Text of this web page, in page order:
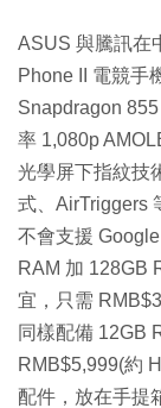
ASUS 與騰訊在
Phone II 電競手
Snapdragon
率 1,080p
光學屏下指紋技
式、AirTriggers
不會支援
RAM 加 128GB
宜，只需
同樣配備 12GB
RMB$5,999(約
配件，放在手提